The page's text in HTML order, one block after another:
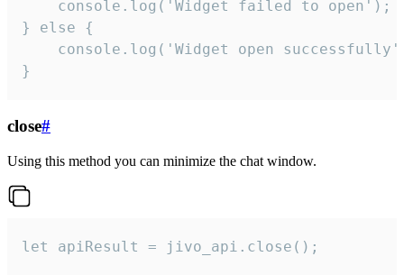
    console.log('Widget failed to open');
} else {
console.log('Widget open
}
close#
Using this method you can minimize the chat window.
let apiResult = jivo_api.close();